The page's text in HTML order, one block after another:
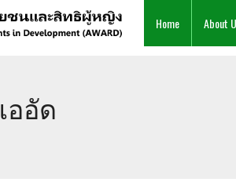
Home About
อัด